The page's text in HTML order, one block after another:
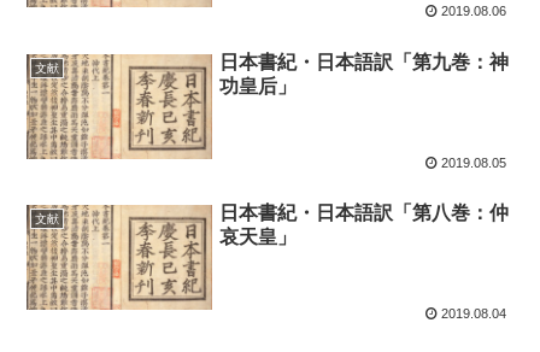
2019.08.06
文献
日本書紀・日本語訳「第九巻：神
功皇后」
2019.08.05
文献
日本書紀・日本語訳「第八巻：仲
哀天皇」
2019.08.04